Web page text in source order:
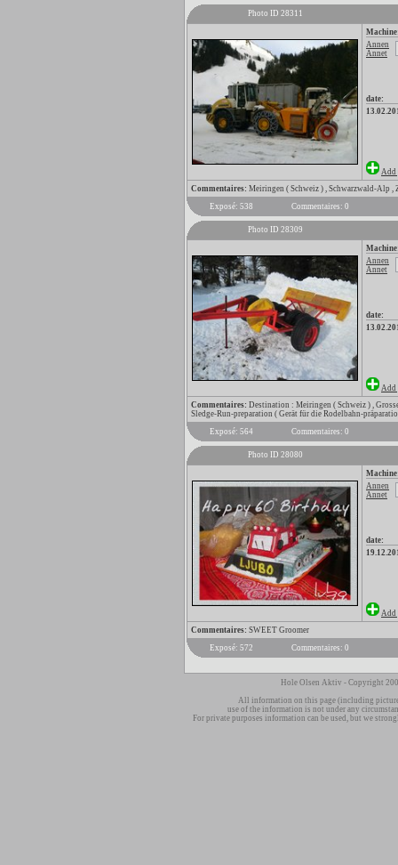
Photo ID 28311
Annen
Annet
date:
Add
Commentaires: Meiringen ( Schweiz ) , Schwarzwald-Alp
Exposé: 538
Commentaires: 0
Photo ID 28309
Annen
Annet
date:
Add
Commentaires: Destination : Meiringen ( Schweiz ) ,
Sledge-Run-preparation ( Gerät für die Rodelbahn-
Exposé: 564
Commentaires: 0
Photo ID 28080
Annen
Annet
date:
Add
Commentaires: SWEET Groomer
Exposé: 572
Commentaires: 0
Hole Olsen Aktiv - Copyright
All information on this page (including
use of the information is not under any
For private purposes information can be used, but we